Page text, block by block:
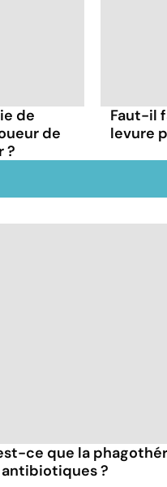
de
de
?
Faut-il
levure
ce que la
antibiotiques ?